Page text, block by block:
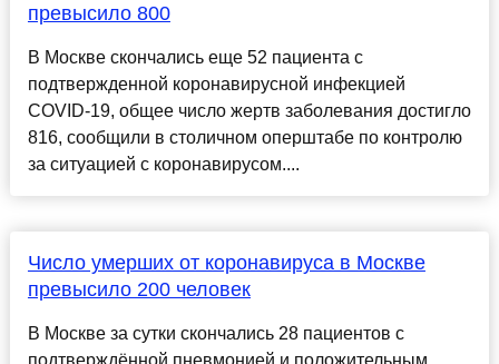
превысило 800
В Москве скончались еще 52 пациента с
подтвержденной коронавирусной инфекцией
COVID-19, общее число жертв заболевания достигло
816, сообщили в столичном оперштабе по контролю
за ситуацией с коронавирусом....
Число умерших от коронавируса в Москве
превысило 200 человек
В Москве за сутки скончались 28 пациентов с